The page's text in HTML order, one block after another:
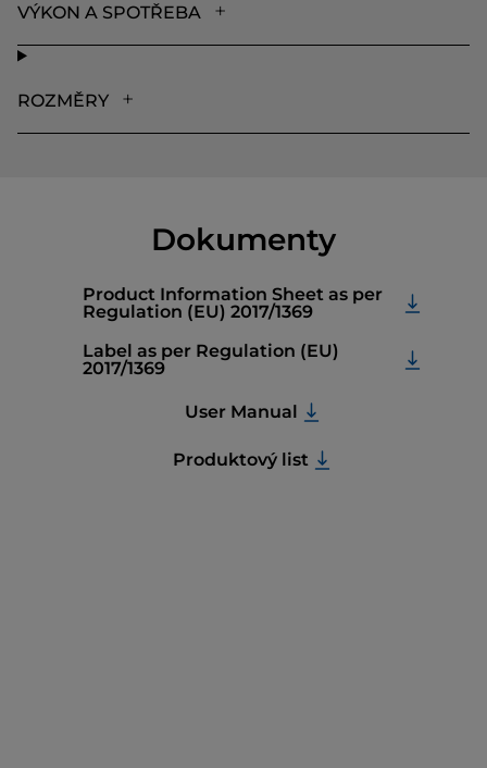
VÝKON A SPOTŘEBA
ROZMĚRY
Dokumenty
Product Information Sheet as per
Regulation (EU) 2017/1369
Label as per Regulation (EU)
2017/1369
User Manual
Produktový list